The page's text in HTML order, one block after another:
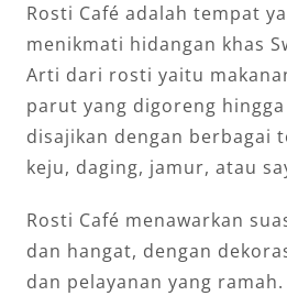
Rosti Café adalah tempat
menikmati hidangan khas
Arti dari rosti yaitu
parut yang digoreng
disajikan dengan berbagai
keju, daging, jamur, atau
Rosti Café menawarkan
dan hangat, dengan
dan pelayanan yang